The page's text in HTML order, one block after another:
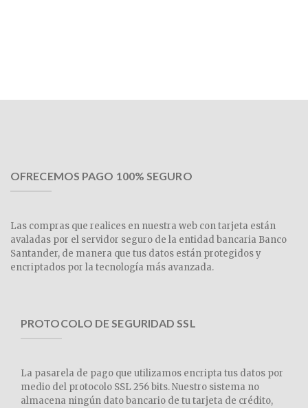
OFRECEMOS PAGO 100% SEGURO
Las compras que realices en nuestra web con tarjeta están
avaladas por el servidor seguro de la entidad bancaria Banco
Santander, de manera que tus datos están protegidos y
encriptados por la tecnología más avanzada.
PROTOCOLO DE SEGURIDAD SSL
La pasarela de pago que utilizamos encripta tus datos por
medio del protocolo SSL 256 bits. Nuestro sistema no
almacena ningún dato bancario de tu tarjeta de crédito,